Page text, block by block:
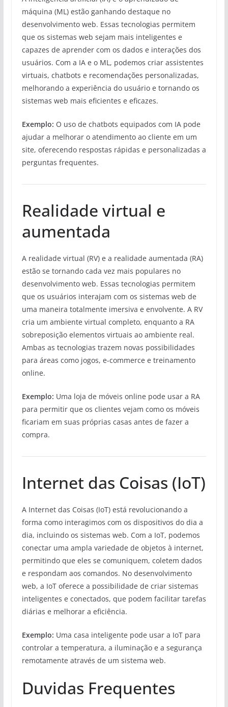
máquina (ML) estão ganhando destaque no
desenvolvimento web. Essas tecnologias permitem
que os sistemas web sejam mais inteligentes e
capazes de aprender com os dados e interações dos
usuários. Com a IA e o ML, podemos criar assistentes
virtuais, chatbots e recomendações personalizadas,
melhorando a experiência do usuário e tornando os
sistemas web mais eficientes e eficazes.
Exemplo: O uso de chatbots equipados com IA pode
ajudar a melhorar o atendimento ao cliente em um
site, oferecendo respostas rápidas e personalizadas a
perguntas frequentes.
Realidade virtual e
aumentada
A realidade virtual (RV) e a realidade aumentada (RA)
estão se tornando cada vez mais populares no
desenvolvimento web. Essas tecnologias permitem
que os usuários interajam com os sistemas web de
uma maneira totalmente imersiva e envolvente. A RV
cria um ambiente virtual completo, enquanto a RA
sobreposição elementos virtuais ao ambiente real.
Ambas as tecnologias trazem novas possibilidades
para áreas como jogos, e-commerce e treinamento
online.
Exemplo: Uma loja de móveis online pode usar a RA
para permitir que os clientes vejam como os móveis
ficariam em suas próprias casas antes de fazer a
compra.
Internet das Coisas (IoT)
A Internet das Coisas (IoT) está revolucionando a
forma como interagimos com os dispositivos do dia a
dia, incluindo os sistemas web. Com a IoT, podemos
conectar uma ampla variedade de objetos à internet,
permitindo que eles se comuniquem, coletem dados
e respondam aos comandos. No desenvolvimento
web, a IoT oferece a possibilidade de criar sistemas
inteligentes e conectados, que podem facilitar tarefas
diárias e melhorar a eficiência.
Exemplo: Uma casa inteligente pode usar a IoT para
controlar a temperatura, a iluminação e a segurança
remotamente através de um sistema web.
Duvidas Frequentes